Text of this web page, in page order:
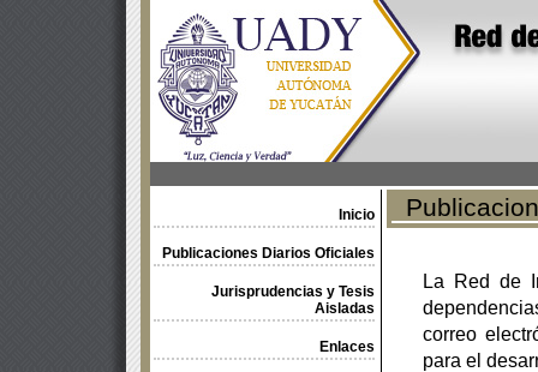
Inicio
Publicaciones Diarios Oficiales
Jurisprudencias y Tesis
Aisladas
Enlaces
La Red de
correo
para el